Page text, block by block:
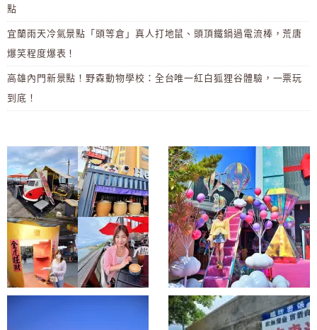
點
宜蘭雨天冷氣景點「頭等倉」真人打地鼠、頭頂鐵鍋過電流棒，荒唐
爆笑程度爆表！
高雄內門新景點！野森動物學校：全台唯一紅白狐狸谷體驗，一票玩
到底！